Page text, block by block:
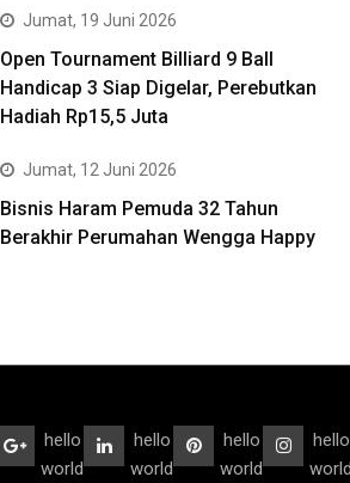
Jumat, 19 Juni 2026
Open Tournament Billiard 9 Ball
Handicap 3 Siap Digelar, Perebutkan
Hadiah Rp15,5 Juta
Jumat, 12 Juni 2026
Bisnis Haram Pemuda 32 Tahun
Berakhir Perumahan Wengga Happy
hello
world
hello
world
hello
world
hello